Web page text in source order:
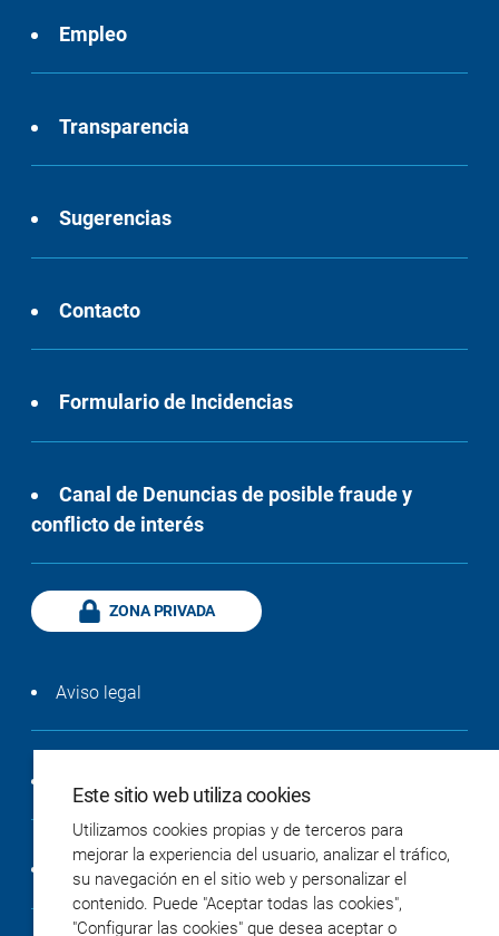
Empleo
Transparencia
Sugerencias
Contacto
Formulario de Incidencias
Canal de Denuncias de posible fraude y
conflicto de interés
ZONA PRIVADA
Aviso legal
Política de cookies
Este sitio web utiliza cookies
Utilizamos cookies propias y de terceros para
mejorar la experiencia del usuario, analizar el tráfico,
su navegación en el sitio web y personalizar el
contenido. Puede "Aceptar todas las cookies",
"Configurar las cookies" que desea aceptar o